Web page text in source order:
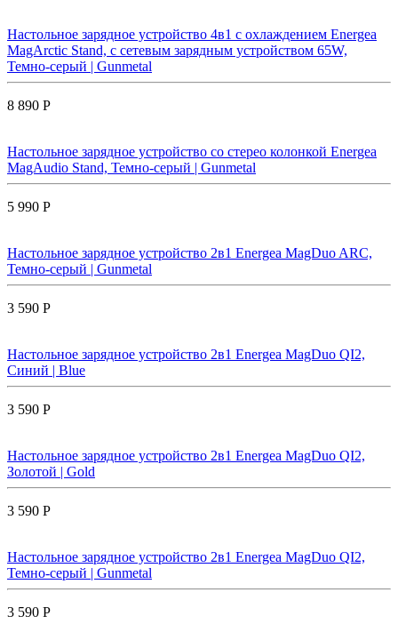
Настольное зарядное устройство 4в1 с охлаждением Energea
MagArctic Stand, с сетевым зарядным устройством 65W,
Темно-серый | Gunmetal
8 890 Р
Настольное зарядное устройство со стерео колонкой Energea
MagAudio Stand, Темно-серый | Gunmetal
5 990 Р
Настольное зарядное устройство 2в1 Energea MagDuo ARC,
Темно-серый | Gunmetal
3 590 Р
Настольное зарядное устройство 2в1 Energea MagDuo QI2,
Синий | Blue
3 590 Р
Настольное зарядное устройство 2в1 Energea MagDuo QI2,
Золотой | Gold
3 590 Р
Настольное зарядное устройство 2в1 Energea MagDuo QI2,
Темно-серый | Gunmetal
3 590 Р